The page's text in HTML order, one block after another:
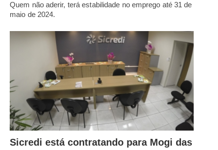
Quem não aderir, terá estabilidade no emprego até 31 de
maio de 2024.
Sicredi está contratando para Mogi das